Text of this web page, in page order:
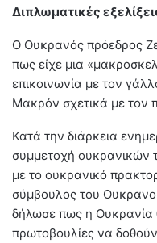
Διπλωματικές
Ο Ουκρανός πρόεδρος
πως είχε μια
επικοινωνία με τον
Μακρόν σχετικά με τον
Κατά την διάρκεια
συμμετοχή ουκρανικών
με το ουκρανικό
σύμβουλος του
δήλωσε πως η Ουκρανία
πρωτοβουλίες να